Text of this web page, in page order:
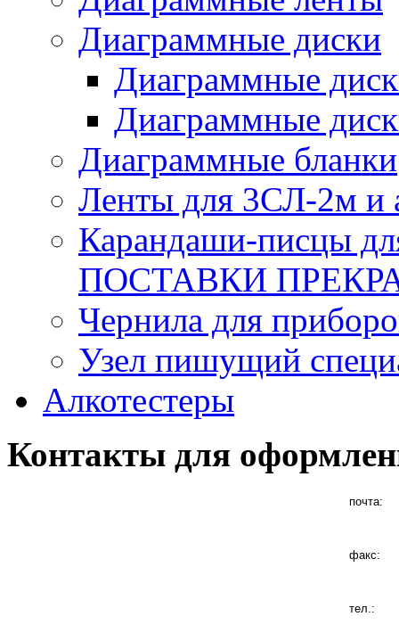
Диаграммные диски
Диаграммные
Диаграммные
Диаграммные бланки
Ленты для 3СЛ-2м и
Карандаши-писцы
ПОСТАВКИ
Чернила для
Узел пишущий
Алкотестеры
Контакты для
почта:
факс:
тел.: